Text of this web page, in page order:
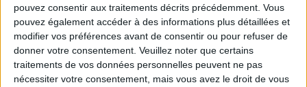
pouvez consentir aux traitements décrits précédemment. Vous
pouvez également accéder à des informations plus détaillées et
modifier vos préférences avant de consentir ou pour refuser de
donner votre consentement. Veuillez noter que certains
traitements de vos données personnelles peuvent ne pas
nécessiter votre consentement, mais vous avez le droit de vous
SPF 50 SUNSCREENS YOU'LL ACTUALLY WANT TO SLATHER ON